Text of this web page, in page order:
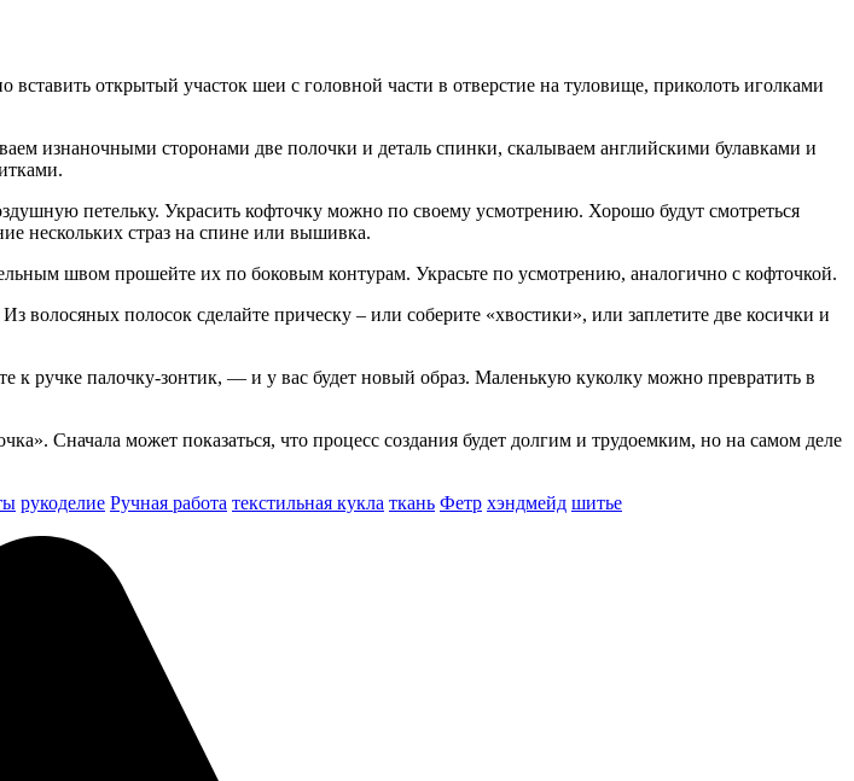
открытый участок шеи с головной части в отверстие на туловище, приколоть иголками
изнаночными сторонами две полочки и деталь спинки, скалываем английскими булавками и
петельку. Украсить кофточку можно по своему усмотрению. Хорошо будут смотреться
нескольких страз на спине или вышивка.
швом прошейте их по боковым контурам. Украсьте по усмотрению, аналогично с кофточкой.
волосяных полосок сделайте прическу – или соберите «хвостики», или заплетите две косички и
ручке палочку-зонтик, — и у вас будет новый образ. Маленькую куколку можно превратить в
Сначала может показаться, что процесс создания будет долгим и трудоемким, но на самом деле
рукоделие Ручная работа текстильная кукла ткань Фетр хэндмейд шитье